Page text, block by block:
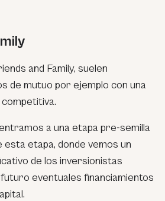
and Family, suelen
de mutuo por ejemplo con una
a una etapa pre-semilla
esta etapa, donde vemos un
de los inversionistas
eventuales financiamientos